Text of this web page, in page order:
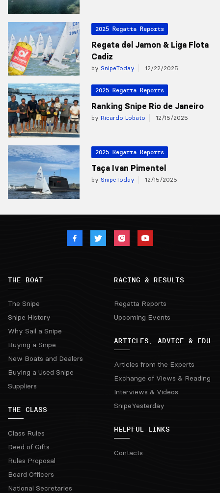
2025 Regatta Reports
Regata del Jamon & Liga Flota
Cadiz
by SnipeToday 12/22/2025
2025 Regatta Reports
Ranking Snipe Rio de Janeiro
by Ricardo Lobato 12/15/2025
2025 Regatta Reports
Taça Ivan Pimentel
by SnipeToday 12/15/2025
THE BOAT
The Snipe
Snipe History
Why Sail a Snipe
Buying a Snipe
New Boats and Dealers
Buying a Used Snipe
Suppliers
THE CLASS
Class Rules
Deed of Gifts
Rules Proposal
Board Officers
National Secretaries
RACING & RESULTS
Regatta Reports
Upcoming Events
ARTICLES, ADVICE & EDU
Articles from the Experts
Exchange of Views & Reading
Interviews & Videos
SnipeYesterday
HELPFUL LINKS
Contacts